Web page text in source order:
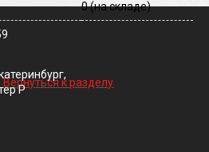
0(на складе)
Вернуться к разделу
Р